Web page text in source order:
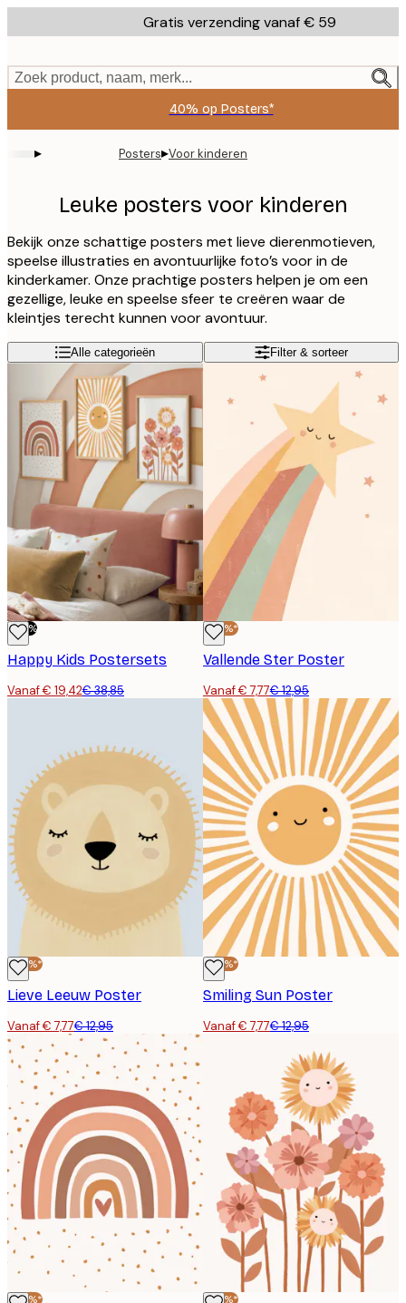
to
content.
Gratis verzending vanaf € 59
Zoek product, naam, merk...
40% op Posters*
▸ Posters▸Voor kinderen
Leuke posters voor kinderen
Bekijk onze schattige posters met lieve dierenmotieven,
speelse illustraties en avontuurlijke foto’s voor in de
kinderkamer. Onze prachtige posters helpen je om een
gezellige, leuke en speelse sfeer te creëren waar de
kleintjes terecht kunnen voor avontuur.
Alle categorieën Filter & sorteer
-50%
Happy Kids Postersets
Vanaf € 19,42€ 38,85
-40%*
Vallende Ster Poster
Vanaf € 7,77€ 12,95
-40%*
Lieve Leeuw Poster
Vanaf € 7,77€ 12,95
-40%*
Smiling Sun Poster
Vanaf € 7,77€ 12,95
-40%* -40%*